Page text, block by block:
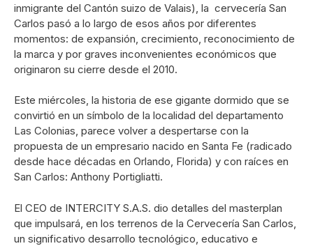
inmigrante del Cantón suizo de Valais), la cervecería San
Carlos pasó a lo largo de esos años por diferentes
momentos: de expansión, crecimiento, reconocimiento de
la marca y por graves inconvenientes económicos que
originaron su cierre desde el 2010.
Este miércoles, la historia de ese gigante dormido que se
convirtió en un símbolo de la localidad del departamento
Las Colonias, parece volver a despertarse con la
propuesta de un empresario nacido en Santa Fe (radicado
desde hace décadas en Orlando, Florida) y con raíces en
San Carlos: Anthony Portigliatti.
El CEO de INTERCITY S.A.S. dio detalles del masterplan
que impulsará, en los terrenos de la Cervecería San Carlos,
un significativo desarrollo tecnológico, educativo e